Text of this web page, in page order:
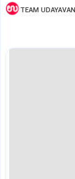
TEAM UDAYAVANI